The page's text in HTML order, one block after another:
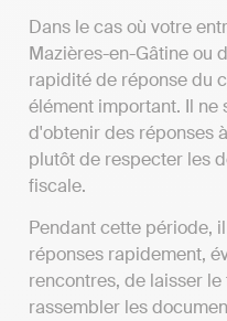
Dans le cas où votre
Mazières-en-Gâtine ou
rapidité de réponse du
élément important. Il
d'obtenir des réponses
plutôt de respecter les
fiscale.
Pendant cette période,
réponses rapidement,
rencontres, de laisser
rassembler les